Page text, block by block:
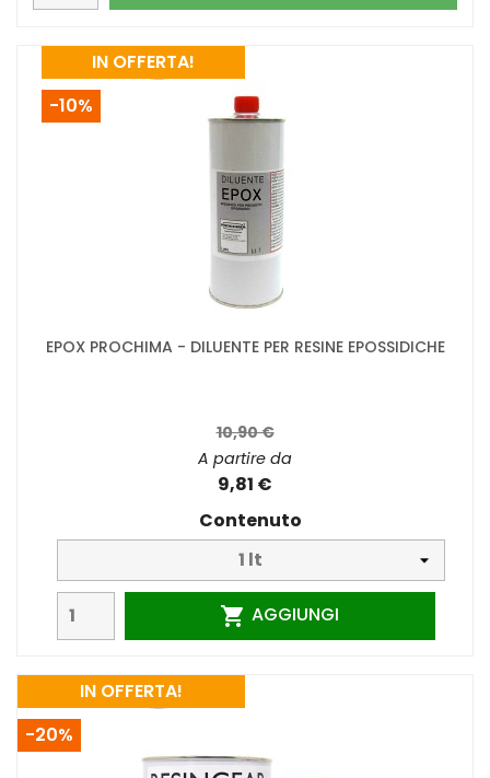
EPOX PROCHIMA - DILUENTE PER RESINE EPOSSIDICHE
10,90 €
A partire da
9,81 €
Contenuto
 AGGIUNGI
IN OFFERTA!
-10%
IN OFFERTA!
-20%